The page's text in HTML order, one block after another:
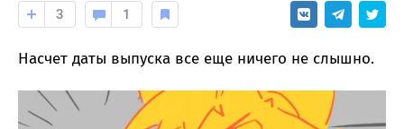
3 1
Насчет даты выпуска все еще ничего не слышно.